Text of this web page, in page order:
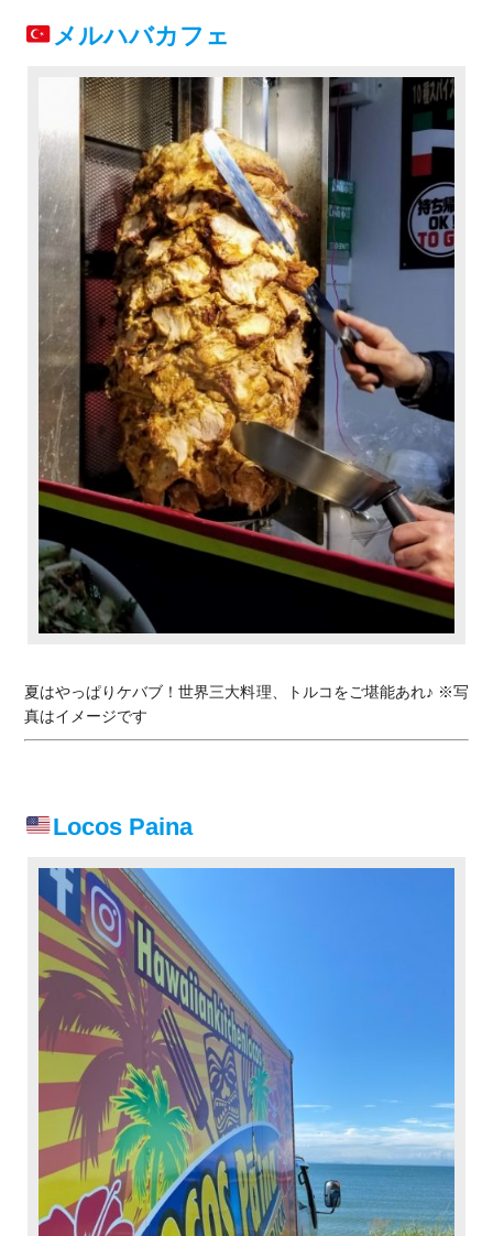
メルハバカフェ
夏はやっぱりケバブ！世界三大料理、トルコをご堪能あれ♪ ※写
真はイメージです
Locos Paina